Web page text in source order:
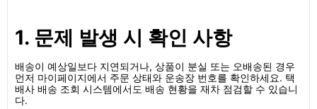
1. 문제 발생 시 확인 사항
배송이 예상일보다 지연되거나, 상품이 분실 또는 오배송된 경우
먼저 마이페이지에서 주문 상태와 운송장 번호를 확인하세요. 택
배사 배송 조회 시스템에서도 배송 현황을 재차 점검할 수 있습니
다.